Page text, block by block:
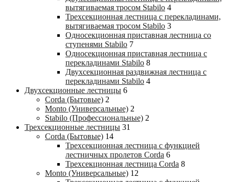
вытягиваемая тросом Stabilo 4
Трехсекционная лестница с перекладинами,
вытягиваемая тросом Stabilo 3
Односекционная приставная лестница со
ступенями Stabilo 7
Односекционная приставная лестница с
перекладинами Stabilo 8
Двухсекционная раздвижная лестница с
перекладинами Stabilo 4
Двухсекционные лестницы 6
Corda (Бытовые) 2
Monto (Универсальные) 2
Stabilo (Профессиональные) 2
Трехсекционные лестницы 31
Corda (Бытовые) 14
Трехсекционная лестница с функцией
лестничных пролетов Corda 6
Трехсекционная лестница Corda 8
Monto (Универсальные) 12